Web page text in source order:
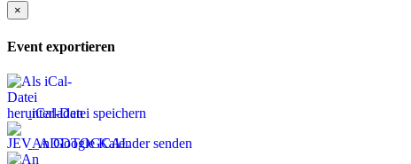
×
Event exportieren
iCal-Datei speichern
An Google Kalender senden